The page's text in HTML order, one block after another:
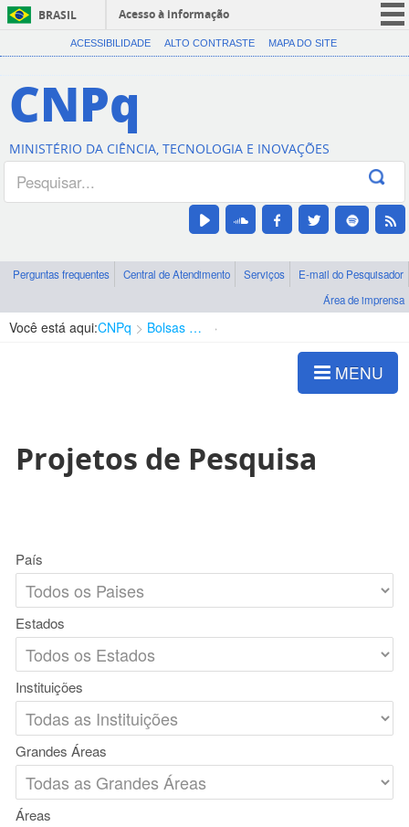
BRASIL
Acesso à informação
CORONAVÍRUS (COVID-19)
Canais
ACESSIBILIDADE ALTO CONTRASTE MAPA DO SITE
CNPq
MINISTÉRIO DA CIÊNCIA, TECNOLOGIA E INOVAÇÕES
Perguntas frequentes Central de Atendimento Serviços
E-mail do Pesquisador
Área de imprensa
Você está aqui:CNPq Bolsas e Auxílios Vigentes
MENU
Projetos de Pesquisa
País
Estados
Instituições
Grandes Áreas
Áreas